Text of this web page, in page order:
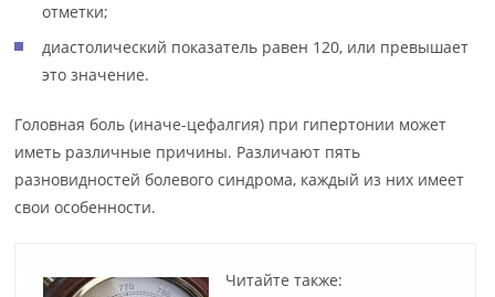
отметки;
диастолический показатель равен 120, или превышает
это значение.
Головная боль (иначе-цефалгия) при гипертонии может
иметь различные причины. Различают пять
разновидностей болевого синдрома, каждый из них имеет
свои особенности.
Читайте также: